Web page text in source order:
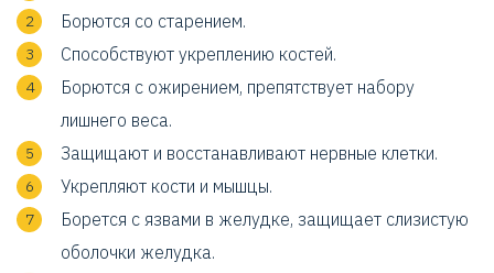
Борются со старением.
Способствуют укреплению костей.
Борются с ожирением, препятствует набору
лишнего веса.
Защищают и восстанавливают нервные клетки.
Укрепляют кости и мышцы.
Борется с язвами в желудке, защищает слизистую
оболочки желудка.